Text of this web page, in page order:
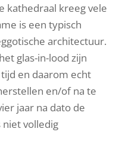
kathedraal kreeg vele
is een typisch
architectuur.
glas-in-lood zijn
en daarom echt
en/of na te
jaar na dato de
niet volledig